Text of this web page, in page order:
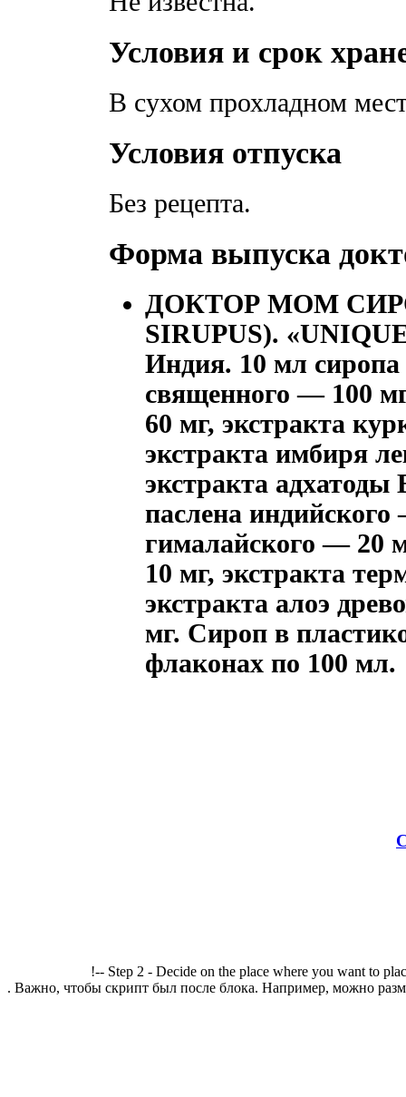
Условия и срок
В сухом прохладном
Условия отпуска
Без рецепта.
Форма выпуска
ДОКТОР МOМ
SIRUPUS).
Индия. 10 мл сиропа
священного — 100
60 мг, экстракта
экстракта имбиря
экстракта
паслена индийского
гималайского — 20
10 мг, экстракта
экстракта алоэ
мг. Сироп в
флаконах по 100 мл.
!-- Step 2 - Decide on the place where you want to
. Важно, чтобы скрипт был после блока. Например, можно